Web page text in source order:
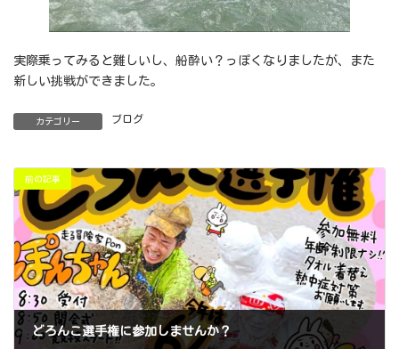
実際乗ってみると難しいし、船酔い？っぽくなりましたが、また
新しい挑戦ができました。
カテゴリー ブログ
前の記事
どろんこ選手権に参加しませんか？